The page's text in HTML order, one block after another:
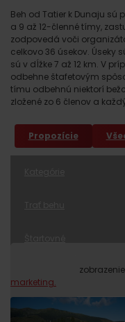
Beh od Tatier k Dunaju sú
a 9 až 12-členné tímy,
zodpovedá voči
celkovo 36 úsekov. Úseky
sú v dĺžke 7 až 12 km. V
odbehne štafetovým
tímu odbehnú niektorí
zložené zo 6 členov a
Propozície
Prosím, pre
marketing.